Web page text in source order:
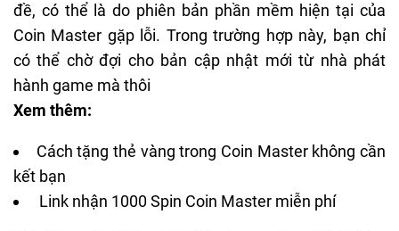
đề, có thể là do phiên bản phần mềm hiện tại của
Coin Master gặp lỗi. Trong trường hợp này, bạn chỉ
có thể chờ đợi cho bản cập nhật mới từ nhà phát
hành game mà thôi
Xem thêm:
Cách tặng thẻ vàng trong Coin Master không cần
kết bạn
Link nhận 1000 Spin Coin Master miễn phí